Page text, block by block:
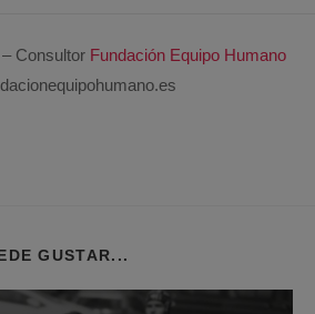
– Consultor Fundación Equipo Humano
GUSTAR...